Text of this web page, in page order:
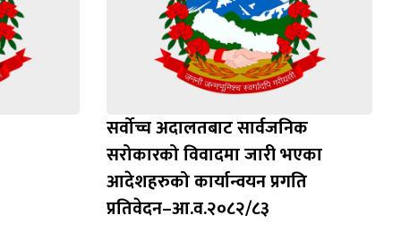
सर्वोच्च अदालतबाट सार्वजनिक
सरोकारको विवादमा जारी भएका
आदेशहरुको कार्यान्वयन प्रगति
प्रतिवेदन–आ.व.२०८२/८३